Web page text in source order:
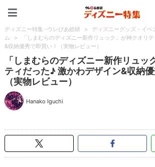
ディズニー特集 -ウレぴあ総研 > ディズニーグッズ・イベ
ム
>
「しまむらのディズニー新作リュック」が神クオリ
&収納優秀で即買い！（実物レビュー）
「しまむらのディズニー新作リュッ
ティだった♪ 激かわデザイン&収納優
（実物レビュー）
Hanako Iguchi